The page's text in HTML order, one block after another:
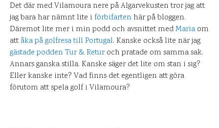
Det där med Vilamoura nere på Algarvekusten tror jag att
jag bara har nämnt lite i förbifarten här på bloggen.
Däremot lite mer i min podd och avsnittet medMaria om
att åka på golfresa till Portugal. Kanske också lite när jag
gästade podden Tur & Retur och pratade om samma sak.
Annars ganska stilla. Kanske säger det lite om stan i sig?
Eller kanske inte? Vad finns det egentligen att göra
förutom att spela golf i Vilamoura?